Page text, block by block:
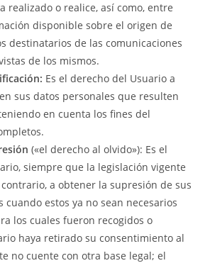
realizado o realice, así como, entre
disponible sobre el origen de
destinatarios de las comunicaciones
de los mismos.
Es el derecho del Usuario a
sus datos personales que resulten
en cuenta los fines del
(«el derecho al olvido»): Es el
siempre que la legislación vigente
a obtener la supresión de sus
cuando estos ya no sean necesarios
los cuales fueron recogidos o
haya retirado su consentimiento al
no cuente con otra base legal; el